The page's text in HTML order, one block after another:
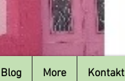
Blog More Kontakt